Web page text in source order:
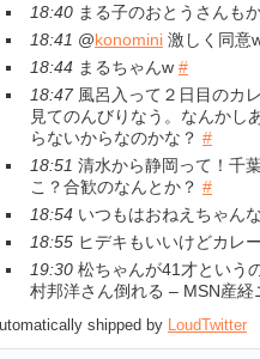
18:40 まる子のおとうさんも
18:41 @konomini 激しく同意
18:44 まるちゃんw #
18:47風呂入って２日目のカ
見てのんびりなう。なんかし
らないからなのかな？ #
18:51 清水から静岡って！千
こ？合歓のなんとか？ #
18:54 いつもはおねえちゃん
18:55 ヒデキもいいけどカレ
19:30 松ちゃんが41才という
村邦洋さん倒れる – MSN産経
shipped by LoudTwitter